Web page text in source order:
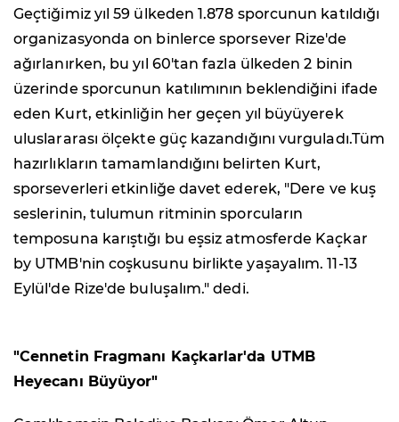
Geçtiğimiz yıl 59 ülkeden 1.878 sporcunun katıldığı
organizasyonda on binlerce sporsever Rize'de
ağırlanırken, bu yıl 60'tan fazla ülkeden 2 binin
üzerinde sporcunun katılımının beklendiğini ifade
eden Kurt, etkinliğin her geçen yıl büyüyerek
uluslararası ölçekte güç kazandığını vurguladı.Tüm
hazırlıkların tamamlandığını belirten Kurt,
sporseverleri etkinliğe davet ederek, "Dere ve kuş
seslerinin, tulumun ritminin sporcuların
temposuna karıştığı bu eşsiz atmosferde Kaçkar
by UTMB'nin coşkusunu birlikte yaşayalım. 11-13
Eylül'de Rize'de buluşalım." dedi.
"Cennetin Fragmanı Kaçkarlar'da UTMB
Heyecanı Büyüyor"